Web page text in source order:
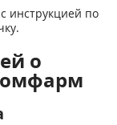
инструкцией по
о